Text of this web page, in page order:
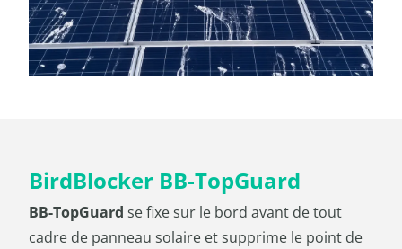
BirdBlocker BB-TopGuard
BB-TopGuard se fixe sur le bord avant de tout
cadre de panneau solaire et supprime le point de